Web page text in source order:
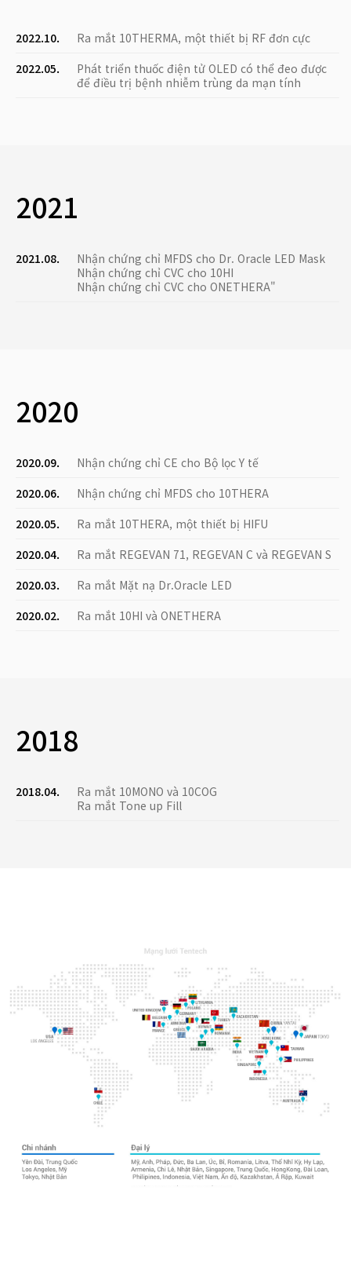
2022.10.
Ra mắt 10THERMA, một thiết bị RF đơn cực
2022.05.
Phát triển thuốc điện tử OLED có thể đeo được
để điều trị bệnh nhiễm trùng da mạn tính
2021
2021.08.
Nhận chứng chỉ MFDS cho Dr. Oracle LED Mask
Nhận chứng chỉ CVC cho 10HI
Nhận chứng chỉ CVC cho ONETHERA"
2020
2020.09.
Nhận chứng chỉ CE cho Bộ lọc Y tế
2020.06.
Nhận chứng chỉ MFDS cho 10THERA
2020.05.
Ra mắt 10THERA, một thiết bị HIFU
2020.04.
Ra mắt REGEVAN 71, REGEVAN C và REGEVAN S
2020.03.
Ra mắt Mặt nạ Dr.Oracle LED
2020.02.
Ra mắt 10HI và ONETHERA
2018
2018.04.
Ra mắt 10MONO và 10COG
Ra mắt Tone up Fill